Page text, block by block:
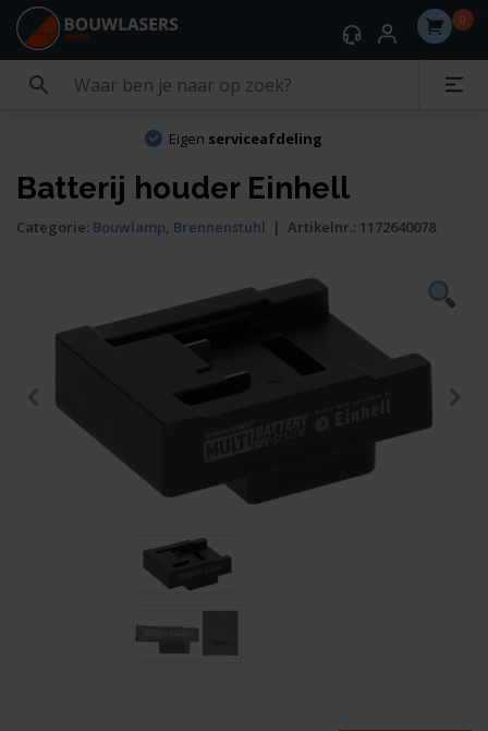
0
Eigen serviceafdeling
Batterij houder Einhell
Categorie: Bouwlamp, Brennenstuhl | Artikelnr.: 1172640078